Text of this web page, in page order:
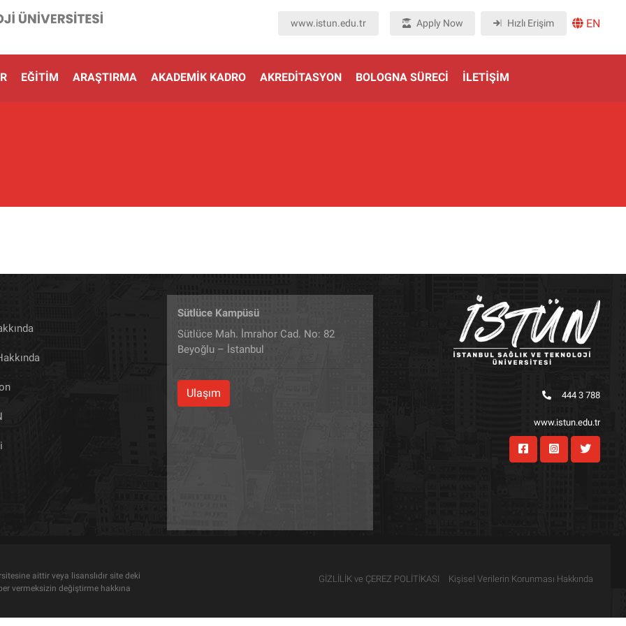
www.istun.edu.tr Apply Now Hızlı Erişim EN
EĞITIM ARAŞTIRMA AKADEMIK KADRO AKREDİTASYON BOLOGNA SÜRECI İLETIŞIM
Sütlüce Kampüsü
Sütlüce Mah. İmrahor Cad. No: 82
Beyoğlu – İstanbul
Ulaşım 444 3 788
www.istun.edu.tr
aittir veya lisanslıdır site deki
vermeksizin değiştirme hakkına
GİZLİLİK ve ÇEREZ POLİTİKASI Kişisel Verilerin Korunması Hakkında